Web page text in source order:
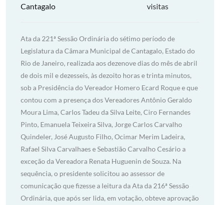
Cantagalo
visitas
Ata da 221ª Sessão Ordinária do sétimo período de
Legislatura da Câmara Municipal de Cantagalo, Estado do
Rio de Janeiro, realizada aos dezenove dias do mês de abril
de dois mil e dezesseis, às dezoito horas e trinta minutos,
sob a Presidência do Vereador Homero Ecard Roque e que
contou com a presença dos Vereadores Antônio Geraldo
Moura Lima, Carlos Tadeu da Silva Leite, Ciro Fernandes
Pinto, Emanuela Teixeira Silva, Jorge Carlos Carvalho
Quindeler, José Augusto Filho, Ocimar Merim Ladeira,
Rafael Silva Carvalhaes e Sebastião Carvalho Cesário a
exceção da Vereadora Renata Huguenin de Souza. Na
sequência, o presidente solicitou ao assessor de
comunicação que fizesse a leitura da Ata da 216ª Sessão
Ordinária, que após ser lida, em votação, obteve aprovação